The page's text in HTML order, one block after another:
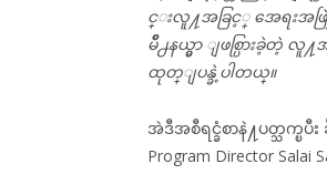
င္းလူ႔အခြင့္ အေရးအဖြဲ
မိဳ႕နယ္မွာ ျဖစ္ပြားခဲ့တဲ့ လူ
ထုတ္ျပန္ခဲ့ပါတယ္။
အဲဒီအစီရင္ခံစာနဲ႔ပတ္သက္ၿပီး
Program Director